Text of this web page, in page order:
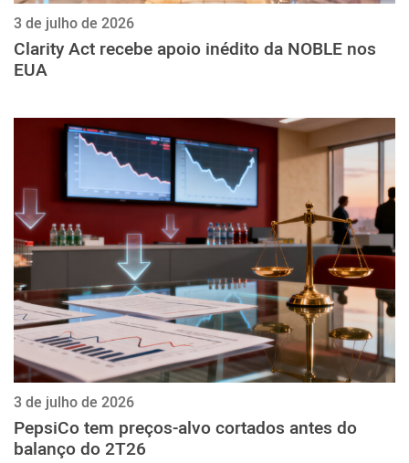
3 de julho de 2026
Clarity Act recebe apoio inédito da NOBLE nos
EUA
3 de julho de 2026
PepsiCo tem preços-alvo cortados antes do
balanço do 2T26